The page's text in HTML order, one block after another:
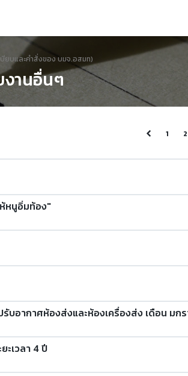
ยบและคำสั่งของ บมจ.อสมท)
งานอื่นๆ
1 2
หนูอิ่มท้อง"
รับอากาศห้องส่งและห้องเครื่องส่ง เดือน ม
เวลา 4 ปี